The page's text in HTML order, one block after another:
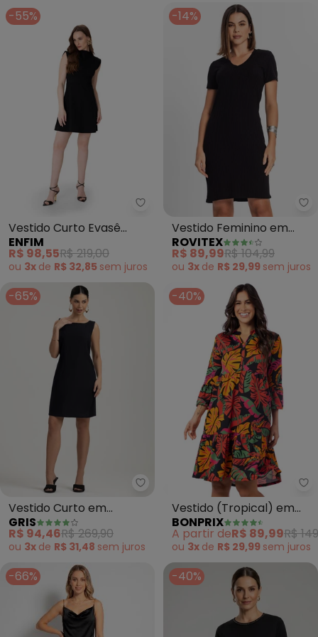
-55%
Enfim - Vestido Curto Evasê
Vestido Curto Evasê
Acinturado (Preto)
ENFIM
R$ 98,55R$ 219,00
ou 3x de R$ 32,85 sem juros
-14%
Vestido Feminino em
Ribana Canelada (Preto)
ROVITEX
R$ 89,99R$ 104,99
ou 3x de R$ 29,99 sem juros
-65%
Gris - Vestido Curto em
Vestido Curto em
Linho(Preto)
GRIS
R$ 94,46R$ 269,90
ou 3x de R$ 31,48 sem juros
-40%
Vestido (Tropical) em
Malha Crepe
BONPRIX
A partir deR$ 89,99R$
ou 3x de R$ 29,99 sem juros
-66% -40%